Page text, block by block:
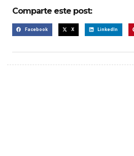
Comparte este post:
Facebook X LinkedIn